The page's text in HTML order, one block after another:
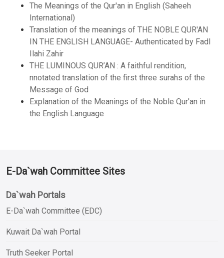
The Meanings of the Qur'an in English (Saheeh
International)
Translation of the meanings of THE NOBLE QUR'AN
IN THE ENGLISH LANGUAGE- Authenticated by Fadl
Ilahi Zahir
THE LUMINOUS QUR’AN : A faithful rendition,
nnotated translation of the first three surahs of the
Message of God
Explanation of the Meanings of the Noble Qur'an in
the English Language
E-Da`wah Committee Sites
Da`wah Portals
E-Da`wah Committee (EDC)
Kuwait Da`wah Portal
Truth Seeker Portal